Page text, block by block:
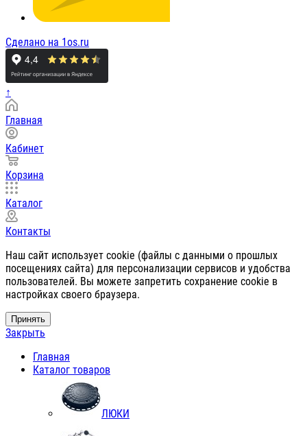
Сделано на 1os.ru
↑
Главная
Кабинет
Корзина
Каталог
Контакты
Наш сайт использует cookie (файлы с данными о прошлых
посещениях сайта) для персонализации сервисов и удобства
пользователей. Вы можете запретить сохранение cookie в
настройках своего браузера.
Принять
Закрыть
Главная
Каталог товаров
ЛЮКИ